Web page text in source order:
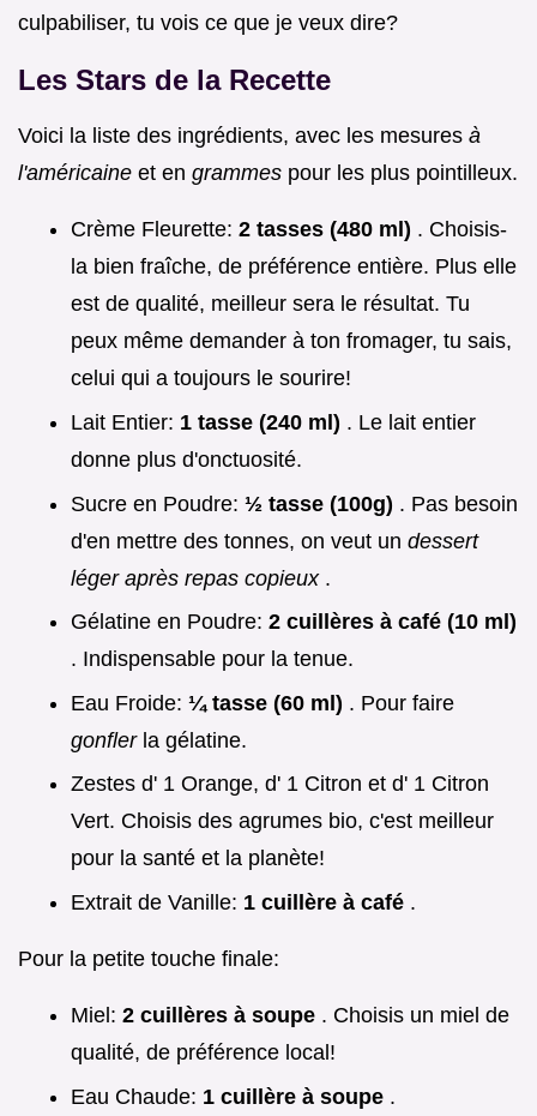
culpabiliser, tu vois ce que je veux dire?
Les Stars de la Recette
Voici la liste des ingrédients, avec les mesures à
l'américaine et en grammes pour les plus pointilleux.
Crème Fleurette: 2 tasses (480 ml) . Choisis-
la bien fraîche, de préférence entière. Plus elle
est de qualité, meilleur sera le résultat. Tu
peux même demander à ton fromager, tu sais,
celui qui a toujours le sourire!
Lait Entier: 1 tasse (240 ml) . Le lait entier
donne plus d'onctuosité.
Sucre en Poudre: ½ tasse (100g) . Pas besoin
d'en mettre des tonnes, on veut un dessert
léger après repas copieux .
Gélatine en Poudre: 2 cuillères à café (10 ml)
. Indispensable pour la tenue.
Eau Froide: ¼ tasse (60 ml) . Pour faire
gonfler la gélatine.
Zestes d' 1 Orange, d' 1 Citron et d' 1 Citron
Vert. Choisis des agrumes bio, c'est meilleur
pour la santé et la planète!
Extrait de Vanille: 1 cuillère à café .
Pour la petite touche finale:
Miel: 2 cuillères à soupe . Choisis un miel de
qualité, de préférence local!
Eau Chaude: 1 cuillère à soupe .